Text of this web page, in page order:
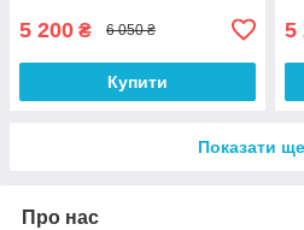
5 200 ₴ 6 050 ₴
Купити
5
Показати ще
Про нас